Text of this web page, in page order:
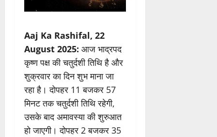
Aaj Ka Rashifal, 22
August 2025: आज भाद्रपद
कृष्ण पक्ष की चतुर्दशी तिथि है और
शुक्रवार का दिन शुभ माना जा
रहा है। दोपहर 11 बजकर 57
मिनट तक चतुर्दशी तिथि रहेगी,
उसके बाद अमावस्या की शुरुआत
हो जाएगी। दोपहर 2 बजकर 35